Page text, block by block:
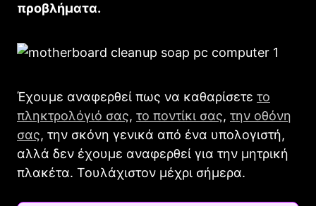
προβλήματα.
Έχουμε αναφερθεί πως να καθαρίσετε το
πληκτρολόγιό σας, το ποντίκι σας, την οθόνη
σας, την σκόνη γενικά από ένα υπολογιστή,
αλλά δεν έχουμε αναφερθεί για την μητρική
πλακέτα. Τουλάχιστον μέχρι σήμερα.